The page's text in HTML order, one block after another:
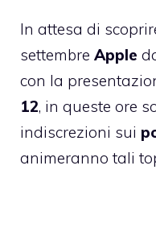
In attesa di
settembre Apple
con la
12, in queste ore
indiscrezioni sui
animeranno tali